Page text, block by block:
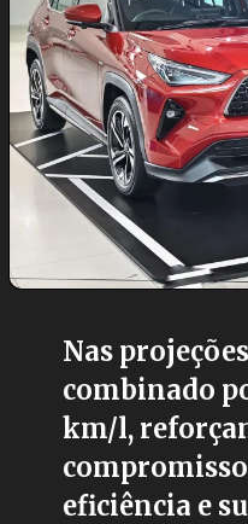
Nas
combinado
km/l,
eficiência e